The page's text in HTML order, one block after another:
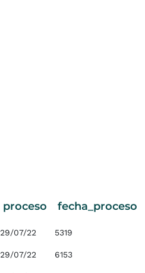
proceso fecha_proceso
29/07/22 5319
29/07/22 6153